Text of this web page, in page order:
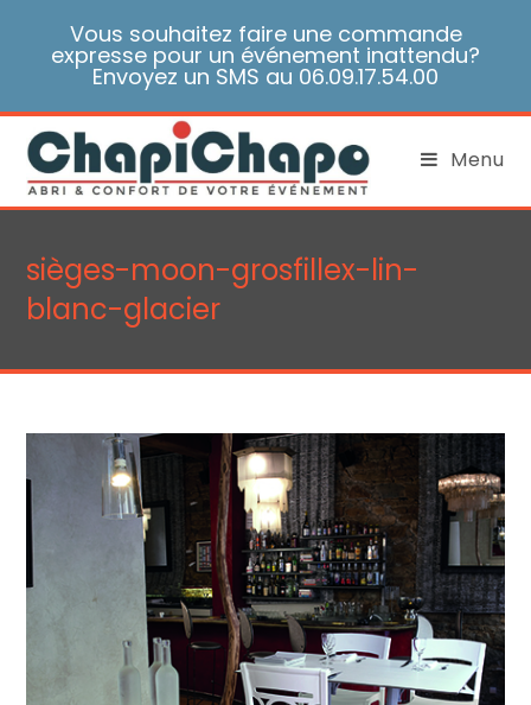
Vous souhaitez faire une commande
expresse pour un événement inattendu?
Envoyez un SMS au 06.09.17.54.00
Menu
sièges-moon-grosfillex-lin-
blanc-glacier